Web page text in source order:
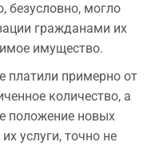
безусловно, могло
гражданами их
имущество.
платили примерно от
количество, а
положение новых
услуги, точно не